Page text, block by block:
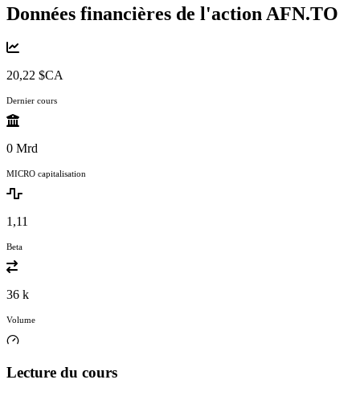
Données financières de l'action AFN.TO
20,22 $CA
Dernier cours
0 Mrd
MICRO capitalisation
1,11
Beta
36 k
Volume
Lecture du cours